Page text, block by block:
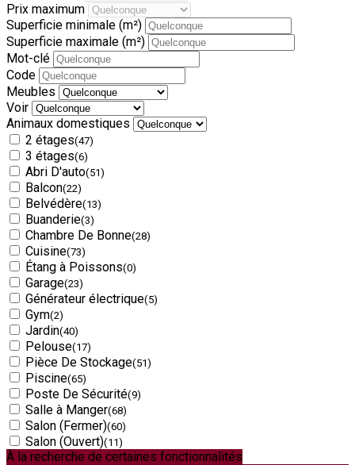
Prix maximum
Superficie minimale (m²)
Superficie maximale (m²)
Mot-clé
Code
Meubles
Voir
Animaux domestiques
2 étages(47)
3 étages(6)
Abri D'auto(51)
Balcon(22)
Belvédère(13)
Buanderie(3)
Chambre De Bonne(28)
Cuisine(73)
Étang à Poissons(0)
Garage(23)
Générateur électrique(5)
Gym(2)
Jardin(40)
Pelouse(17)
Pièce De Stockage(51)
Piscine(65)
Poste De Sécurité(9)
Salle à Manger(68)
Salon (Fermer)(60)
Salon (Ouvert)(11)
À la recherche de certaines fonctionnalités